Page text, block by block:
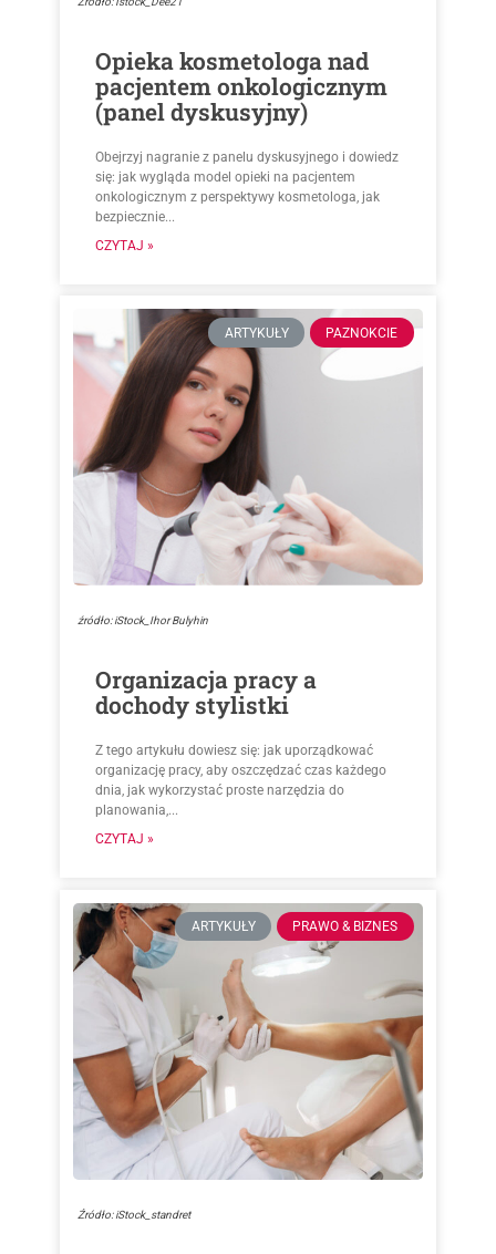
Opieka kosmetologa nad
pacjentem onkologicznym
(panel dyskusyjny)
Obejrzyj nagranie z panelu dyskusyjnego i dowiedz
się: jak wygląda model opieki na pacjentem
onkologicznym z perspektywy kosmetologa, jak
bezpiecznie...
CZYTAJ »
ARTYKUŁY PAZNOKCIE
źródło: iStock_Ihor Bulyhin
Organizacja pracy a
dochody stylistki
Z tego artykułu dowiesz się: jak uporządkować
organizację pracy, aby oszczędzać czas każdego
dnia, jak wykorzystać proste narzędzia do
planowania,...
CZYTAJ »
ARTYKUŁY PRAWO & BIZNES
Źródło: iStock_standret